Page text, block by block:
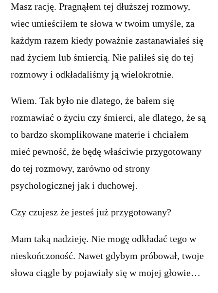
Masz rację. Pragnąłem tej dłuższej rozmowy,
wiec umieściłem te słowa w twoim umyśle, za
każdym razem kiedy poważnie zastanawiałeś się
nad życiem lub śmiercią. Nie paliłeś się do tej
rozmowy i odkładaliśmy ją wielokrotnie.
Wiem. Tak było nie dlatego, że bałem się
rozmawiać o życiu czy śmierci, ale dlatego, że są
to bardzo skomplikowane materie i chciałem
mieć pewność, że będę właściwie przygotowany
do tej rozmowy, zarówno od strony
psychologicznej jak i duchowej.
Czy czujesz że jesteś już przygotowany?
Mam taką nadzieję. Nie mogę odkładać tego w
nieskończoność. Nawet gdybym próbował, twoje
słowa ciągle by pojawiały się w mojej głowie…